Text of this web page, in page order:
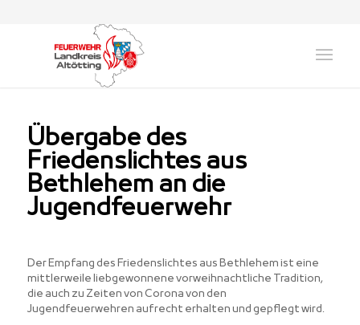
Übergabe des
Friedenslichtes aus
Bethlehem an die
Jugendfeuerwehr
Der Empfang des Friedenslichtes aus Bethlehem ist eine
mittlerweile liebgewonnene vorweihnachtliche Tradition,
die auch zu Zeiten von Corona von den
Jugendfeuerwehren aufrecht erhalten und gepflegt wird.